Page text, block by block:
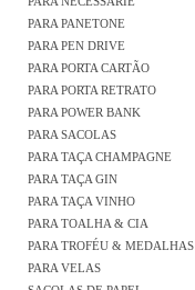
PARA PANETONE
PARA PEN DRIVE
PARA PORTA CARTÃO
PARA PORTA RETRATO
PARA POWER BANK
PARA SACOLAS
PARA TAÇA CHAMPAGNE
PARA TAÇA GIN
PARA TAÇA VINHO
PARA TOALHA & CIA
PARA TROFÉU & MEDALHAS
PARA VELAS